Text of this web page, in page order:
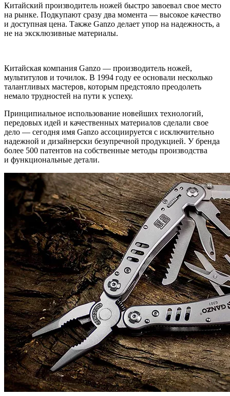
Китайский производитель ножей быстро завоевал свое место
на рынке. Подкупают сразу два момента — высокое качество
и доступная цена. Также Ganzo делает упор на надежность, а
не на эксклюзивные материалы.
Китайская компания Ganzo — производитель ножей,
мультитулов и точилок. В 1994 году ее основали несколько
талантливых мастеров, которым предстояло преодолеть
немало трудностей на пути к успеху.
Принципиальное использование новейших технологий,
передовых идей и качественных материалов сделали свое
дело — сегодня имя Ganzo ассоциируется с исключительно
надежной и дизайнерски безупречной продукцией. У бренда
более 500 патентов на собственные методы производства
и функциональные детали.